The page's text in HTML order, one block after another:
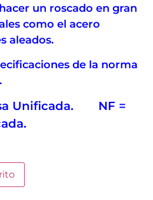
un roscado en gran
como el acero
aleados.
de la norma
Unificada. NF =